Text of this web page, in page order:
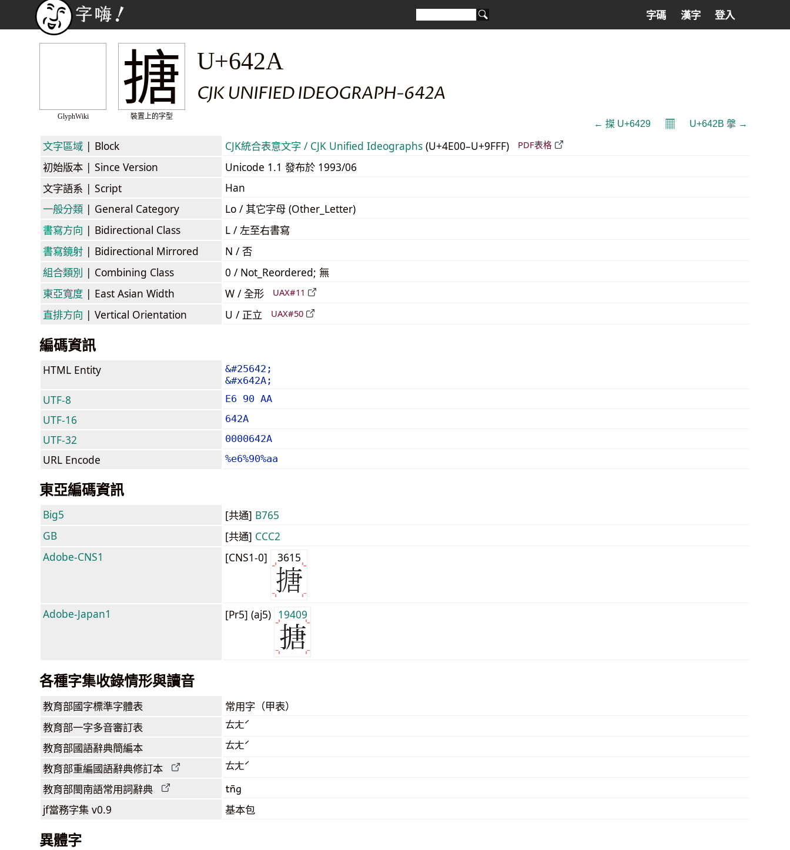
字碼 漢字 登入
GlyphWiki
搪
裝置上的字型
U+642A
CJK UNIFIED IDEOGRAPH-642A
← 搩 U+6429 𝄜 U+642B 搫 →
文字區域 | Block CJK統合表意文字 / CJK Unified Ideographs (U+4E00–U+9FFF) PDF表格
初始版本 | Since Version
Unicode 1.1 發布於 1993/06
文字語系 | Script
Han
一般分類 | General Category
Lo / 其它字母 (Other_Letter)
書寫方向 | Bidirectional Class
L / 左至右書寫
書寫鏡射 | Bidirectional Mirrored
N / 否
組合類別 | Combining Class
0 / Not_Reordered; 無
東亞寬度 | East Asian Width W / 全形 UAX#11
直排方向 | Vertical Orientation U / 正立 UAX#50
編碼資訊
HTML Entity
&#25642;
&#x642A;
UTF-8 E6 90 AA
UTF-16 642A
UTF-32 0000642A
URL Encode %e6%90%aa
東亞編碼資訊
Big5 [共通] B765
GB
[共通] CCC2
Adobe-CNS1
[CNS1-0] 3615
Adobe-Japan1 [Pr5] (aj5) 19409
各種字集收錄情形與讀音
教育部國字標準字體表 常用字（甲表）
教育部一字多音審訂表 ㄊㄤˊ
教育部國語辭典簡編本 ㄊㄤˊ
教育部重編國語辭典修訂本 ㄊㄤˊ
教育部閩南語常用詞辭典 tn̄g
jf當務字集 v0.9 基本包
異體字